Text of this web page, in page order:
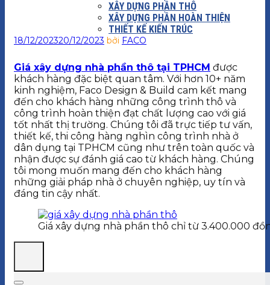
XÂY DỰNG PHẦN THÔ
XÂY DỰNG PHẦN HOÀN THIỆN
THIẾT KẾ KIẾN TRÚC
18/12/202320/12/2023 bởi FACO
Giá xây dựng nhà phần thô tại TPHCM được
khách hàng đặc biệt quan tâm. Với hơn 10+ năm
kinh nghiệm, Faco Design & Build cam kết mang
đến cho khách hàng những công trình thô và
công trình hoàn thiện đạt chất lượng cao với giá
tốt nhất thị trường. Chúng tôi đã trực tiếp tư vấn,
thiết kế, thi công hàng nghìn công trình nhà ở
dân dụng tại TPHCM cũng như trên toàn quốc và
nhận được sự đánh giá cao từ khách hàng. Chúng
tôi mong muốn mang đến cho khách hàng
những giải pháp nhà ở chuyên nghiệp, uy tín và
đáng tin cậy nhất.
Giá xây dựng nhà phần thô chỉ từ 3.400.000